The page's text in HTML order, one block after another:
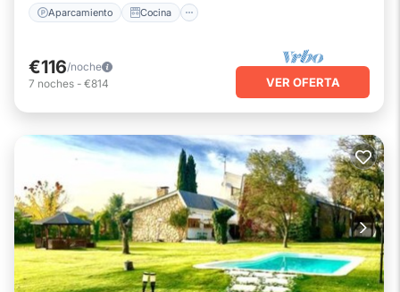
Aparcamiento Cocina
€116/noche
7 noches - €814 VER OFERTA